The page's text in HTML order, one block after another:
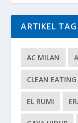
ARTIKEL TAG
AC MILAN
CLEAN EATING
EL RUMI